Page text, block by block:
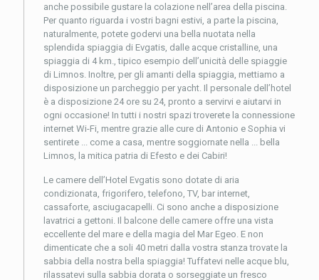
anche possibile gustare la colazione nell’area della piscina.
Per quanto riguarda i vostri bagni estivi, a parte la piscina,
naturalmente, potete godervi una bella nuotata nella
splendida spiaggia di Evgatis, dalle acque cristalline, una
spiaggia di 4 km., tipico esempio dell’unicità delle spiaggie
di Limnos. Inoltre, per gli amanti della spiaggia, mettiamo a
disposizione un parcheggio per yacht. Il personale dell’hotel
è a disposizione 24 ore su 24, pronto a servirvi e aiutarvi in
ogni occasione! In tutti i nostri spazi troverete la connessione
internet Wi-Fi, mentre grazie alle cure di Antonio e Sophia vi
sentirete ... come a casa, mentre soggiornate nella ... bella
Limnos, la mitica patria di Efesto e dei Cabiri!
Le camere dell’Hotel Evgatis sono dotate di aria
condizionata, frigorifero, telefono, TV, bar internet,
cassaforte, asciugacapelli. Ci sono anche a disposizione
lavatrici a gettoni. Il balcone delle camere offre una vista
eccellente del mare e della magia del Mar Egeo. E non
dimenticate che a soli 40 metri dalla vostra stanza trovate la
sabbia della nostra bella spiaggia! Tuffatevi nelle acque blu,
rilassatevi sulla sabbia dorata o sorseggiate un fresco